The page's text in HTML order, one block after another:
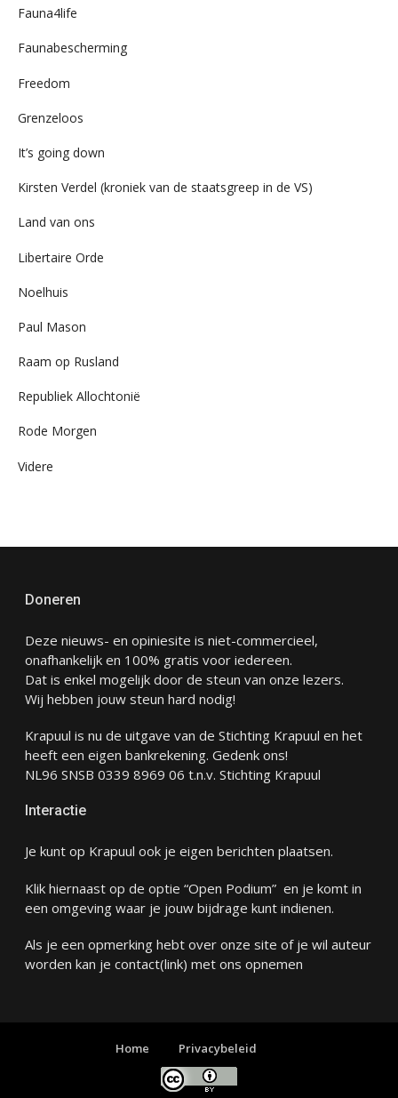
Fauna4life
Faunabescherming
Freedom
Grenzeloos
It’s going down
Kirsten Verdel (kroniek van de staatsgreep in de VS)
Land van ons
Libertaire Orde
Noelhuis
Paul Mason
Raam op Rusland
Republiek Allochtonië
Rode Morgen
Videre
Doneren
Deze nieuws- en opiniesite is niet-commercieel,
onafhankelijk en 100% gratis voor iedereen.
Dat is enkel mogelijk door de steun van onze lezers.
Wij hebben jouw steun hard nodig!
Krapuul is nu de uitgave van de Stichting Krapuul en het
heeft een eigen bankrekening. Gedenk ons!
NL96 SNSB 0339 8969 06 t.n.v. Stichting Krapuul
Interactie
Je kunt op Krapuul ook je eigen berichten plaatsen.
Klik hiernaast op de optie “Open Podium” en je komt in
een omgeving waar je jouw bijdrage kunt indienen.
Als je een opmerking hebt over onze site of je wil auteur
worden kan je contact(link) met ons opnemen
Home Privacybeleid